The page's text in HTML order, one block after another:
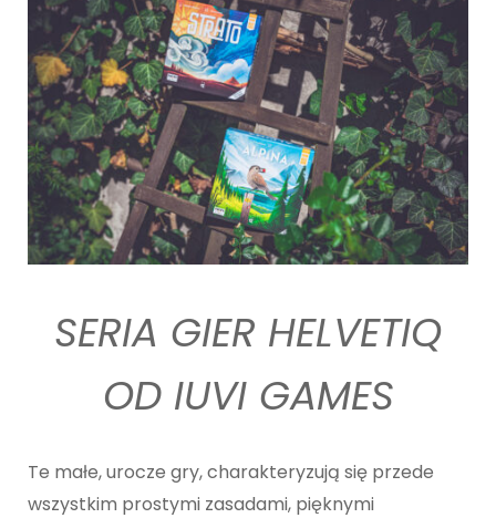
SERIA GIER HELVETIQ
OD IUVI GAMES
Te małe, urocze gry, charakteryzują się przede
wszystkim prostymi zasadami, pięknymi